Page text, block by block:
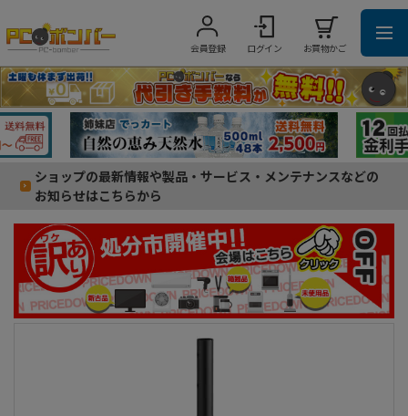
会員登録 ログイン お買物かご
ショップの最新情報や製品・サービス・メンテナンスなどの
お知らせはこちらから